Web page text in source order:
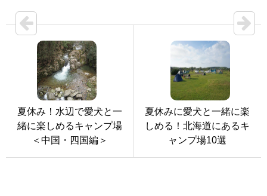
夏休み！水辺で愛犬と一
緒に楽しめるキャンプ場
＜中国・四国編＞
夏休みに愛犬と一緒に楽
しめる！北海道にあるキ
ャンプ場10選